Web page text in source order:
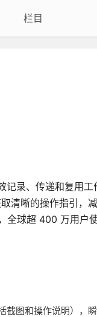
栏目
记录、传递和复用
清晰的操作指引，
球超 400 万用户使
图和操作说明），